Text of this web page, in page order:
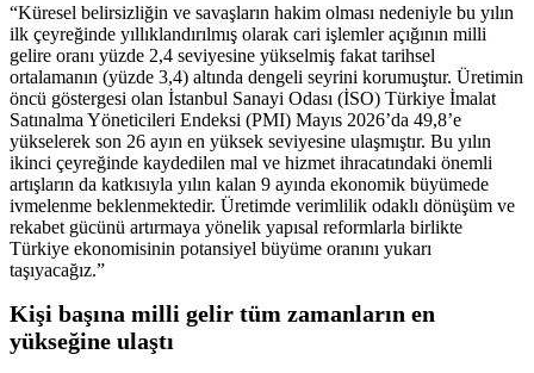
“Küresel belirsizliğin ve savaşların hakim olması nedeniyle bu yılın
ilk çeyreğinde yıllıklandırılmış olarak cari işlemler açığının milli
gelire oranı yüzde 2,4 seviyesine yükselmiş fakat tarihsel
ortalamanın (yüzde 3,4) altında dengeli seyrini korumuştur. Üretimin
öncü göstergesi olan İstanbul Sanayi Odası (İSO) Türkiye İmalat
Satınalma Yöneticileri Endeksi (PMI) Mayıs 2026’da 49,8’e
yükselerek son 26 ayın en yüksek seviyesine ulaşmıştır. Bu yılın
ikinci çeyreğinde kaydedilen mal ve hizmet ihracatındaki önemli
artışların da katkısıyla yılın kalan 9 ayında ekonomik büyümede
ivmelenme beklenmektedir. Üretimde verimlilik odaklı dönüşüm ve
rekabet gücünü artırmaya yönelik yapısal reformlarla birlikte
Türkiye ekonomisinin potansiyel büyüme oranını yukarı
taşıyacağız.”
Kişi başına milli gelir tüm zamanların en
yükseğine ulaştı